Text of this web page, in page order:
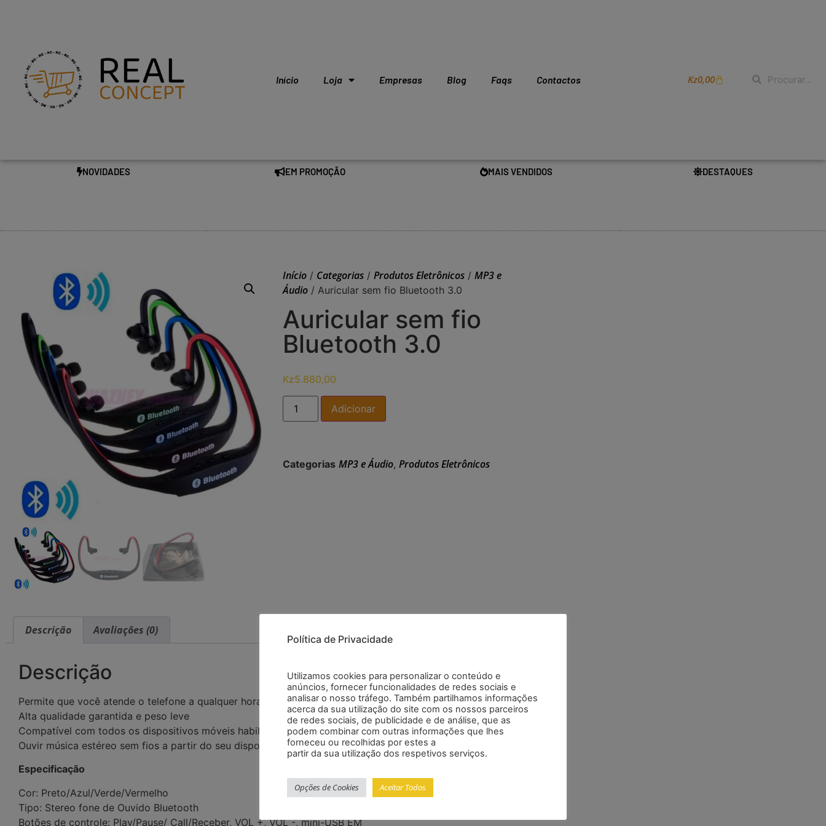
Início Loja Empresas Blog Faqs Contactos Kz0,00
NOVIDADES EM PROMOÇÃO MAIS VENDIDOS DESTAQUES
Início / Categorias / Produtos Eletrônicos / MP3 e
Áudio / Auricular sem fio Bluetooth 3.0
Auricular sem fio
Bluetooth 3.0
Kz5.880,00
Adicionar
Categorias MP3 e Áudio, Produtos Eletrônicos
Descrição Avaliações (0)
Descrição
Permite que você atende o telefone a qualquer hora e em qualquer lugar
Alta qualidade garantida e peso leve
Compatível com todos os dispositivos móveis habilitados para Bluetooth V3.0
Ouvir música estéreo sem fios a partir do seu dispositivo compatível
Especificação
Cor: Preto/Azul/Verde/Vermelho
Tipo: Stereo fone de Ouvido Bluetooth
Botões de controle: Play/Pause/ Call/Receber, VOL +, VOL -, mini-USB EM
Política de Privacidade
Utilizamos cookies para personalizar o conteúdo e
anúncios, fornecer funcionalidades de redes sociais e
analisar o nosso tráfego. Também partilhamos informações
acerca da sua utilização do site com os nossos parceiros
de redes sociais, de publicidade e de análise, que as
podem combinar com outras informações que lhes
forneceu ou recolhidas por estes a
partir da sua utilização dos respetivos serviços.
Opções de Cookies Aceitar Todos